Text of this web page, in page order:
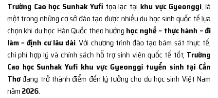
Trường Cao học Sunhak Yufitọa lạc tại khu vực Gyeonggi, là
một trong những cơ sở đào tạo được nhiều du học sinh quốc tế lựa
chọn khi du học Hàn Quốc theo hướng học nghề – thực hành – đi
làm – định cư lâu dài. Với chương trình đào tạo bám sát thực tế,
chi phí hợp lý và chính sách hỗ trợ sinh viên quốc tế tốt, Trường
Cao học Sunhak Yufi khu vực Gyeonggi tuyển sinh tại Cần
Thơđang trở thành điểm đến lý tưởng cho du học sinh Việt Nam
năm2026.